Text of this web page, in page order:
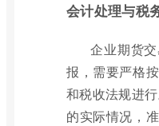
会计处理与税
企业期货
报，需要严格
和税收法规进
的实际情况，